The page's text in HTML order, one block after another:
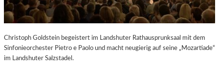
Christoph Goldstein begeistert im Landshuter Rathausprunksaal mit dem
Sinfonieorchester Pietro e Paolo und macht neugierig auf seine „Mozartiade“
im Landshuter Salzstadel.